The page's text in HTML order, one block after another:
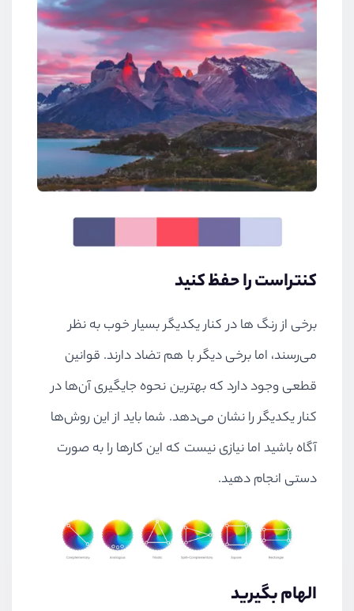
کنتراست را حفظ کنید
برخی از رنگ ها در کنار یکدیگر بسیار خوب به نظر
می‌رسند، اما برخی دیگر با هم تضاد دارند. قوانین
قطعی وجود دارد که بهترین نحوه جایگیری آن‌ها در
کنار یکدیگر را نشان می‌دهد. شما باید از این روش‌ها
آگاه باشید اما نیازی نیست که این کارها را به صورت
دستی انجام دهید.
الهام بگیرید